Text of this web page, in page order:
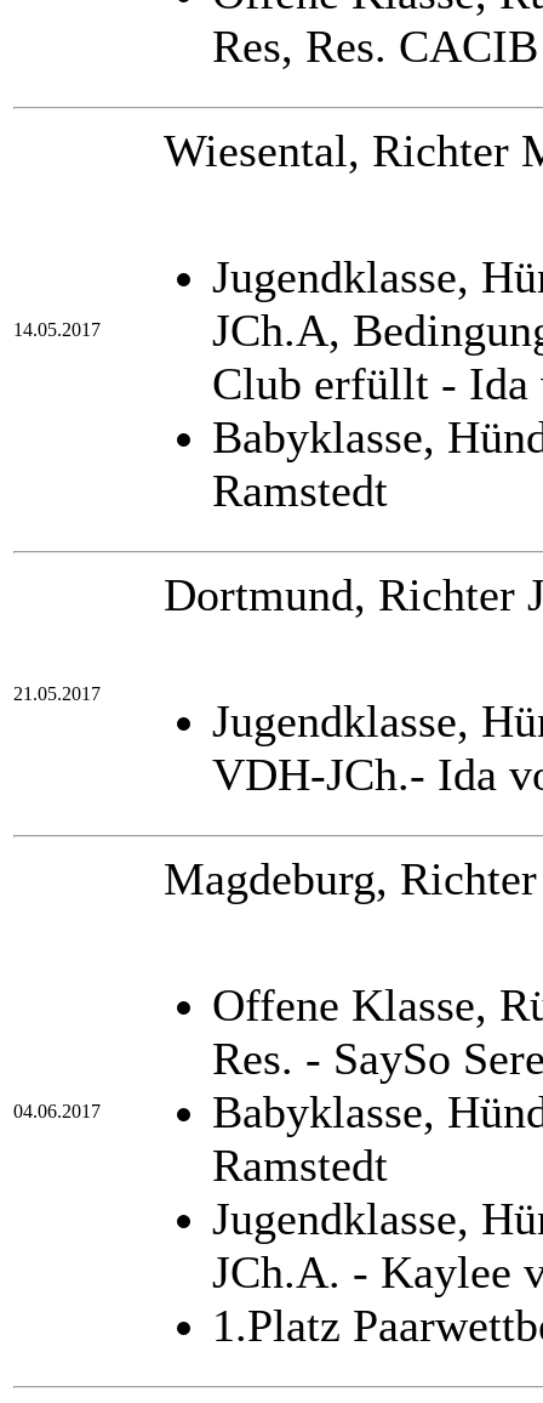
Res, Res.
14.05.2017
Wiesental, Richter
Jugendklasse,
JCh.A,
Club erfüllt - Ida
Babyklasse,
Ramstedt
21.05.2017
Dortmund, Richter
Jugendklasse,
VDH-JCh.- Ida
04.06.2017
Magdeburg,
Offene Klasse,
Res. - SaySo
Babyklasse,
Ramstedt
Jugendklasse,
JCh.A. - Kaylee
1.Platz